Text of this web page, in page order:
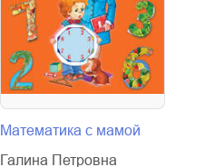
Математика с мамой
Галина Петровна